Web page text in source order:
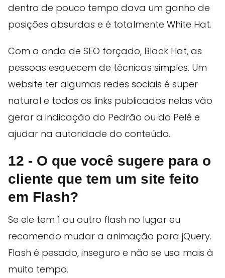
dentro de pouco tempo dava um ganho de
posições absurdas e é totalmente White Hat.
Com a onda de SEO forçado, Black Hat, as
pessoas esquecem de técnicas simples. Um
website ter algumas redes sociais é super
natural e todos os links publicados nelas vão
gerar a indicação do Pedrão ou do Pelé e
ajudar na autoridade do conteúdo.
12 - O que você sugere para o
cliente que tem um site feito
em Flash?
Se ele tem 1 ou outro flash no lugar eu
recomendo mudar a animação para jQuery.
Flash é pesado, inseguro e não se usa mais à
muito tempo.